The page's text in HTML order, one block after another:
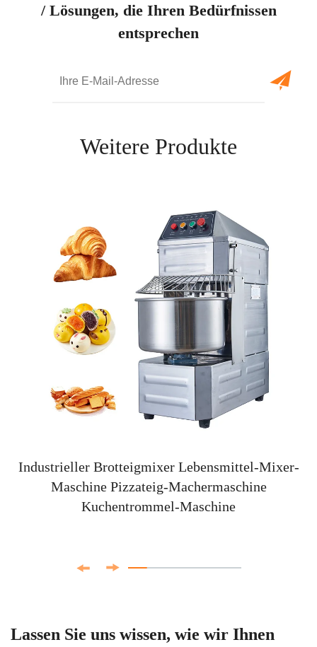
/ Lösungen, die Ihren Bedürfnissen
entsprechen
Weitere Produkte
Industrieller Brotteigmixer Lebensmittel-Mixer-
Maschine Pizzateig-Machermaschine
Kuchentrommel-Maschine
Lassen Sie uns wissen, wie wir Ihnen